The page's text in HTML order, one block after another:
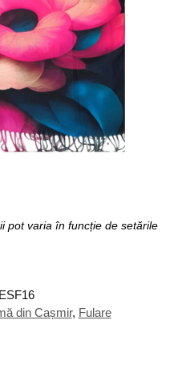
pot varia în funcție de setările
ESF16
din Cașmir, Fulare